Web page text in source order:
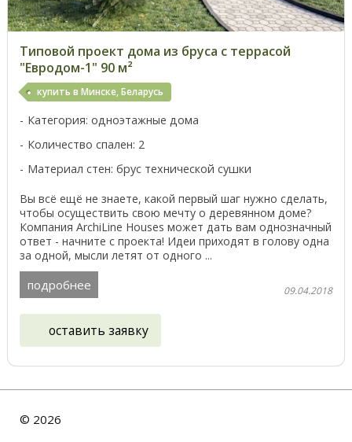
Типовой проект дома из бруса с террасой
"Евродом-1" 90 м²
купить в Минске, Беларусь
Категория: одноэтажные дома
Количество спален: 2
Материал стен: брус технической сушки
Вы всё ещё не знаете, какой первый шаг нужно сделать,
чтобы осуществить свою мечту о деревянном доме?
Компания ArchiLine Houses может дать вам однозначный
ответ - начните с проекта! Идеи приходят в голову одна
за одной, мысли летят от одного ...
подробнее 09.04.2018
оставить заявку
© 2026